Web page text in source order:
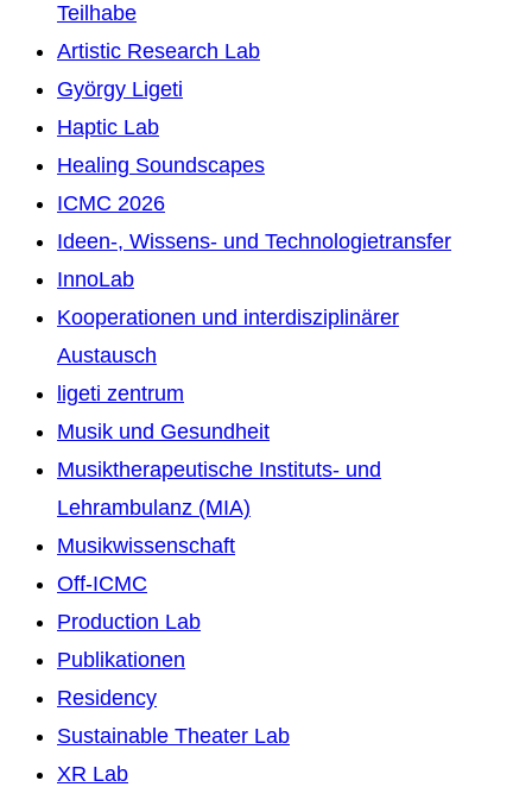
Teilhabe
Artistic Research Lab
György Ligeti
Haptic Lab
Healing Soundscapes
ICMC 2026
Ideen-, Wissens- und Technologietransfer
InnoLab
Kooperationen und interdisziplinärer
Austausch
ligeti zentrum
Musik und Gesundheit
Musiktherapeutische Instituts- und
Lehrambulanz (MIA)
Musikwissenschaft
Off-ICMC
Production Lab
Publikationen
Residency
Sustainable Theater Lab
XR Lab